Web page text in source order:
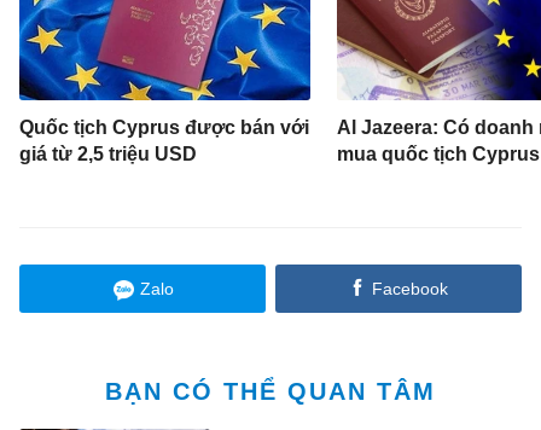
Quốc tịch Cyprus được bán với
giá từ 2,5 triệu USD
Al Jazeera: Có doanh
mua quốc tịch Cyprus
Zalo Facebook
BẠN CÓ THỂ QUAN TÂM